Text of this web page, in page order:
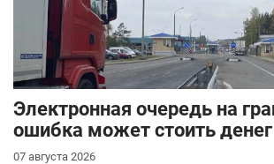
Электронная очередь на
ошибка может стоить денег
07 августа 2026